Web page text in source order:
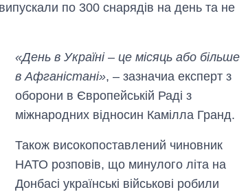
по 300 снарядів на день та не
«День в Україні – це місяць або більше
в Афганістані», – зазначиа експерт з
оборони в Європейській Раді з
міжнародних відносин Камілла Гранд.
Також високопоставлений чиновник
НАТО розповів, що минулого літа на
Донбасі українські військові робили
Дефіцит пам’яті:
роки і що
2027-й